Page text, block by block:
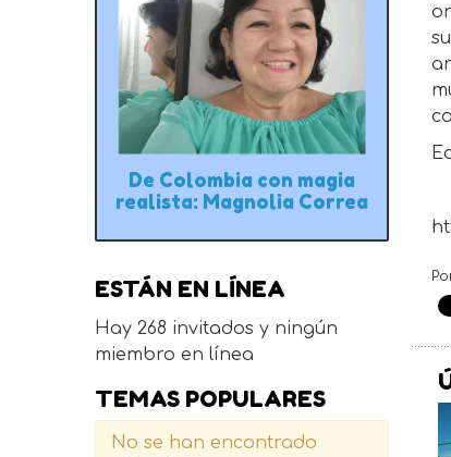
De Colombia con magia
realista: Magnolia Correa
ESTÁN EN LÍNEA
Hay 268 invitados y ningún
miembro en línea
TEMAS POPULARES
No se han encontrado